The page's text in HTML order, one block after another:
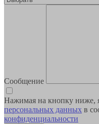
Сообщение
Нажимая на кнопку ниже,
персональных данных в
конфиденциальности